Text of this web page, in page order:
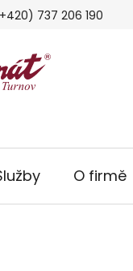
737 206 190
O firmě